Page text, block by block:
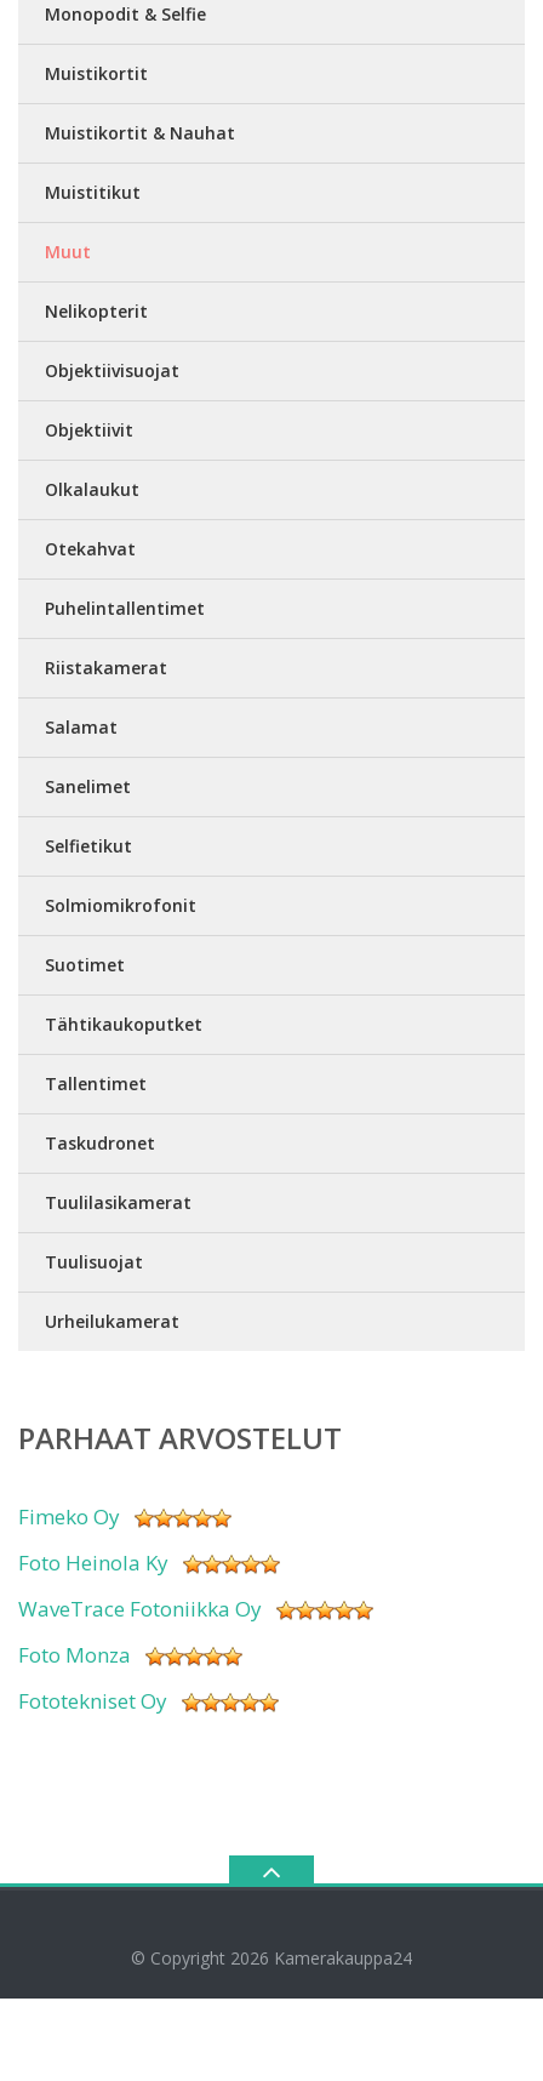
Monopodit & Selfie
Muistikortit
Muistikortit & Nauhat
Muistitikut
Muut
Nelikopterit
Objektiivisuojat
Objektiivit
Olkalaukut
Otekahvat
Puhelintallentimet
Riistakamerat
Salamat
Sanelimet
Selfietikut
Solmiomikrofonit
Suotimet
Tähtikaukoputket
Tallentimet
Taskudronet
Tuulilasikamerat
Tuulisuojat
Urheilukamerat
PARHAAT ARVOSTELUT
Fimeko Oy
Foto Heinola Ky
WaveTrace Fotoniikka Oy
Foto Monza
Fototekniset Oy
© Copyright 2026 Kamerakauppa24